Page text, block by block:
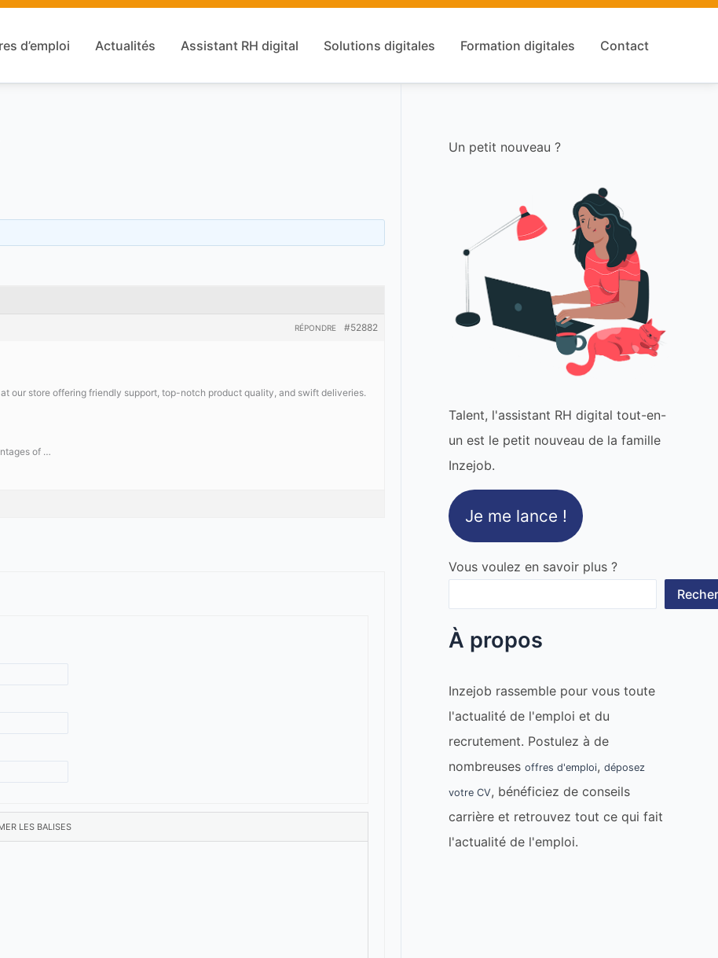
d’emploi Actualités Assistant RH digital Solutions digitales Formation digitales Contact
#52882
RÉPONDRE
our store offering friendly support, top-notch product quality, and swift deliveries.
of …
Un petit nouveau ?
Talent, l'assistant RH digital tout-en-
un est le petit nouveau de la famille
Inzejob.
Je me lance !
Vous voulez en savoir plus ?
À propos
Inzejob rassemble pour vous toute
l'actualité de l'emploi et du
recrutement. Postulez à de
nombreuses offres d'emploi, déposez
votre CV, bénéficiez de conseils
carrière et retrouvez tout ce qui fait
l'actualité de l'emploi.